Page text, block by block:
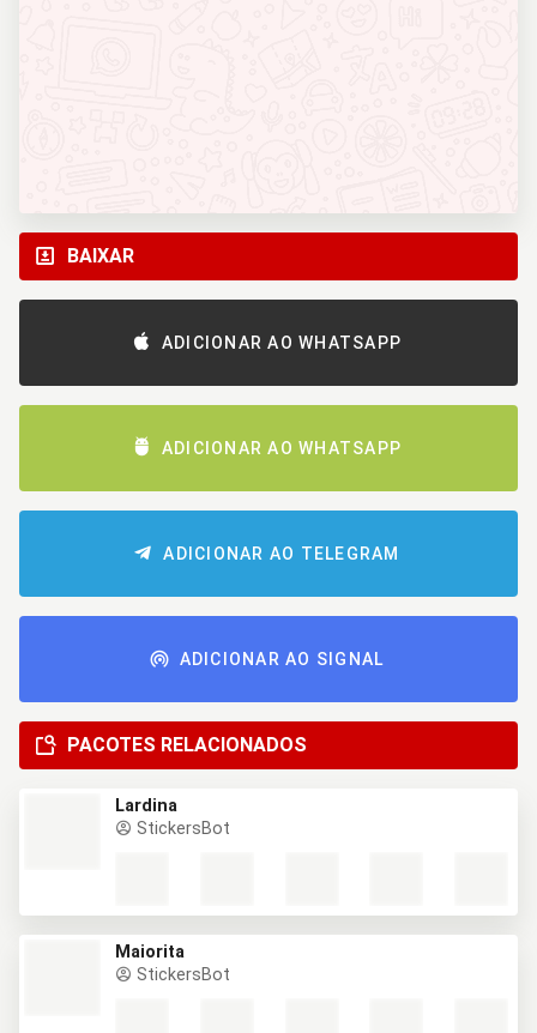
BAIXAR
ADICIONAR AO WHATSAPP
ADICIONAR AO WHATSAPP
ADICIONAR AO TELEGRAM
ADICIONAR AO SIGNAL
PACOTES RELACIONADOS
Lardina
StickersBot
Maiorita
StickersBot